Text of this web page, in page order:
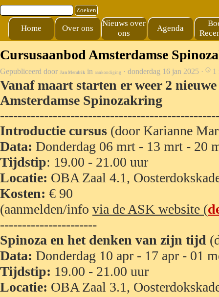
Ga naar de inhoud
Zoeken
Home Over ons
Nieuws over
ons
Agenda
Cursusaanbod Amsterdamse
Gepubliceerd door Jan Mendrik in aankondiging · donderdag 16 jan 2025 · 1
Vanaf maart starten er weer 2
Amsterdamse Spinozakring
------------------------------
Introductie cursus (door Karianne
Data: Donderdag 06 mrt - 13 mrt - 20
Tijdstip: 19.00 - 21.00 uur
Locatie: OBA Zaal 4.1,
Kosten: € 90
(aanmelden/info via de ASK website (
----------------------
Spinoza en het denken van zijn tijd
Data: Donderdag 10 apr - 17 apr - 01
Tijdstip: 19.00 - 21.00 uur
Locatie: OBA Zaal 3.1,